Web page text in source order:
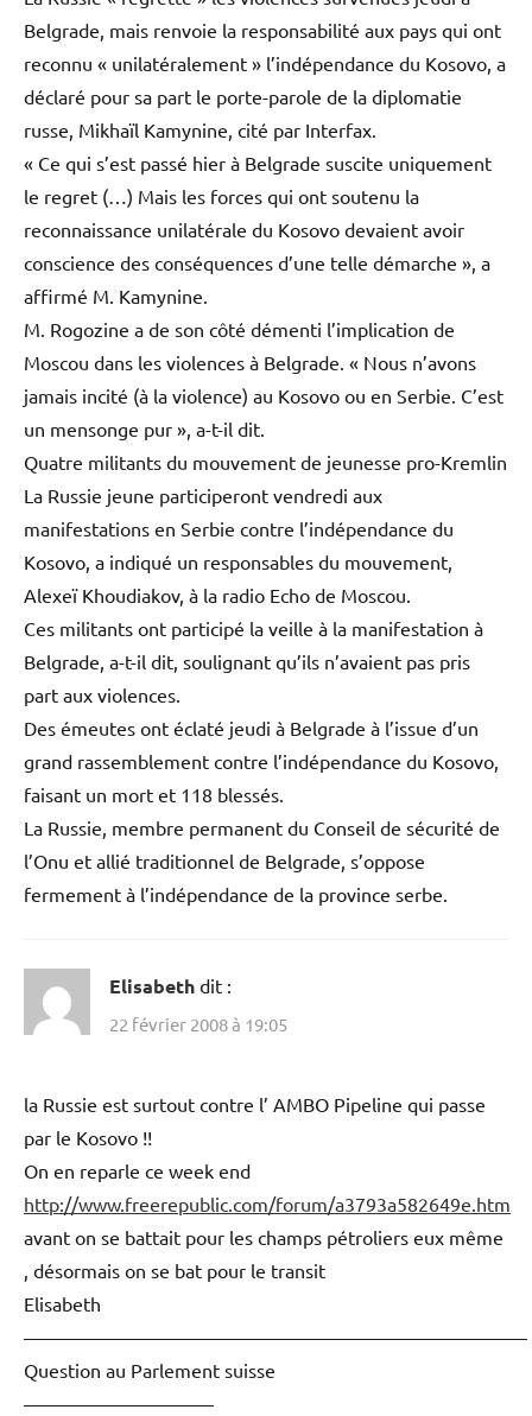
Belgrade, mais renvoie la responsabilité aux pays qui ont
reconnu « unilatéralement » l’indépendance du Kosovo, a
déclaré pour sa part le porte-parole de la diplomatie
russe, Mikhaïl Kamynine, cité par Interfax.
« Ce qui s’est passé hier à Belgrade suscite uniquement
le regret (…) Mais les forces qui ont soutenu la
reconnaissance unilatérale du Kosovo devaient avoir
conscience des conséquences d’une telle démarche », a
affirmé M. Kamynine.
M. Rogozine a de son côté démenti l’implication de
Moscou dans les violences à Belgrade. « Nous n’avons
jamais incité (à la violence) au Kosovo ou en Serbie. C’est
un mensonge pur », a-t-il dit.
Quatre militants du mouvement de jeunesse pro-Kremlin
La Russie jeune participeront vendredi aux
manifestations en Serbie contre l’indépendance du
Kosovo, a indiqué un responsables du mouvement,
Alexeï Khoudiakov, à la radio Echo de Moscou.
Ces militants ont participé la veille à la manifestation à
Belgrade, a-t-il dit, soulignant qu’ils n’avaient pas pris
part aux violences.
Des émeutes ont éclaté jeudi à Belgrade à l’issue d’un
grand rassemblement contre l’indépendance du Kosovo,
faisant un mort et 118 blessés.
La Russie, membre permanent du Conseil de sécurité de
l’Onu et allié traditionnel de Belgrade, s’oppose
fermement à l’indépendance de la province serbe.
Elisabeth dit :
22 février 2008 à 19:05
la Russie est surtout contre l’ AMBO Pipeline qui passe
par le Kosovo !!
On en reparle ce week end
http://www.freerepublic.com/forum/a3793a582649e.htm
avant on se battait pour les champs pétroliers eux même
, désormais on se bat pour le transit
Elisabeth
——————————————————————————–
Question au Parlement suisse
——————————